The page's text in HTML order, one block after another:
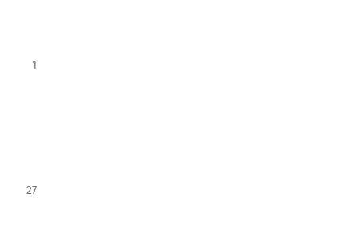
1
27